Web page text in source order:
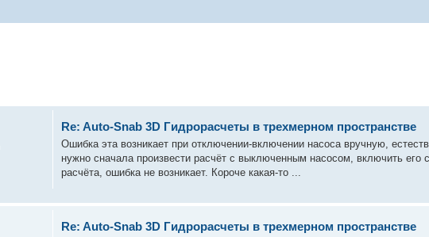
Re: Auto-Snab 3D Гидрорасчеты в трехмерном пространстве
Ошибка эта возникает при отключении-включении насоса вручную,
нужно сначала произвести расчёт с выключенным насосом, включить
расчёта, ошибка не возникает. Короче какая-то ...
Re: Auto-Snab 3D Гидрорасчеты в трехмерном пространстве